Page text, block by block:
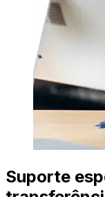
Suporte